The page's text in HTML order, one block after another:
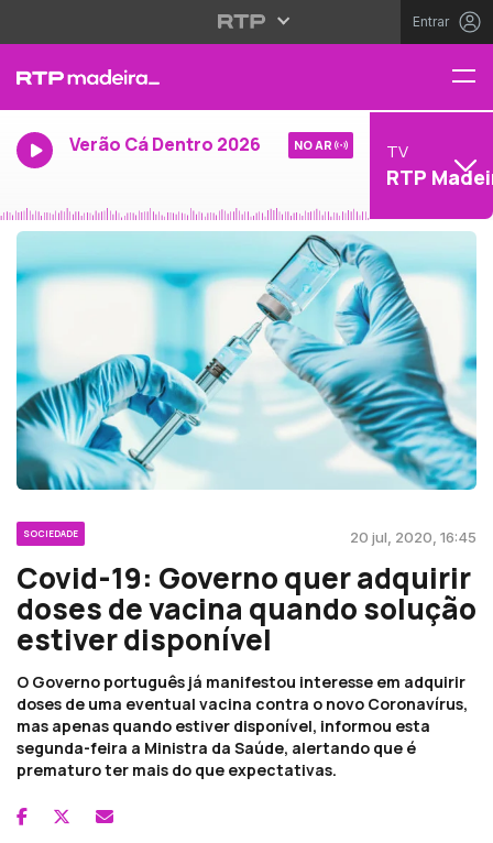
Entrar
Verão Cá Dentro 2026 NO AR TV
RTP
SOCIEDADE 20 jul, 2020, 16:45
Covid-19: Governo quer adquirir
doses de vacina quando solução
estiver disponível
O Governo português já manifestou interesse em adquirir
doses de uma eventual vacina contra o novo Coronavírus,
mas apenas quando estiver disponível, informou esta
segunda-feira a Ministra da Saúde, alertando que é
prematuro ter mais do que expectativas.